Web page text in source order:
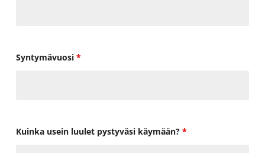
Syntymävuosi *
Kuinka usein luulet pystyväsi käymään? *